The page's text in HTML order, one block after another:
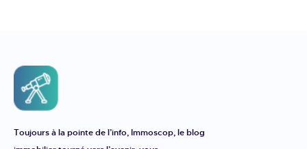
Toujours à la pointe de l’info, Immoscop, le blog